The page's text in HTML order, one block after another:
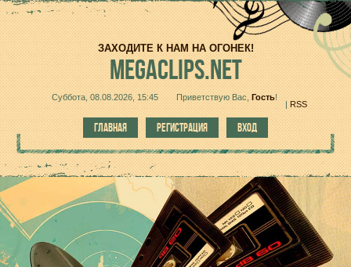
ЗАХОДИТЕ К НАМ НА ОГОНЕК!
MEGACLIPS.NET
Суббота, 08.08.2026, 15:45 Приветствую Вас Гость!
|RSS
ГЛАВНАЯ РЕГИСТРАЦИЯ ВХОД